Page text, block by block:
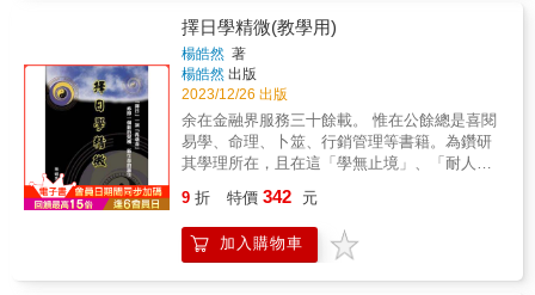
& 四神屬性 ╳ 28星宿人格分析 ╳ 天生幸運方
╳ 天生幸運日 ╳ 年運占卜 & 經由八字測算，
只要找出對應的四神屬性與星宿，便能取得最
適合你的年度重點布局，還能透過易經占卜幫
你精準描繪未來一年的運勢藍圖，讓你事業
運、愛情運、金錢運一手掌握，協助你找到最
能強強結合的風水布局。 & 打造出符合個人運
勢重點的好運風水賓果連線，讓你順應風水輪
流轉，年年越過越精彩！ & ►獨家隨書風水好
★全方位守護‧四神牌卡 玄武、青龍、白虎、朱
雀，四神無敵守護。 可施作簡易風水布局、簡
易占卜，隨身帶著走，好運隨時享有！ & ★四
法』為輔。有巒頭無理氣不:有理氣無巒頭不
驗。『巒 頭、理氣』一為有形，一為無形。
『巒頭』指山形之走勢『理氣』乃言天理之氣
場。有形就有氣。 山管人丁，水管財。坐有靠
山，前有灣水，兩側扶手。山不宣陡峻，水不
宣急流，乃可稱之為好的地理。 「五術」可調
是一部「診斷學」「它」診斷「人生旅程」的
吉凶。 「學」可調是一部「診斷學」「它」診
斷「人體健康」的盛衰。 「五術」一詞・究竟
是「迷信」或者是「科學」？ 「醫學」一詞・
究竟是「科學」或者是「迷信」？ 其時，兩者
皆是經由人類不斷的「付出代價」不斷的「經
門 則吉。開門移床依其尺寸吉」也。陽宅先看
大門、次看主房門、三則灶也。東四命宜居东
四宅 西四命官居西四宅。命屋相合，財丁#。
如屋難遷移，一室之內尚有二十四方位，按其
方位改 、移床，即可趨吉避区。故分房安床、
門户爐灶、位移改、子嗣折損、婚姻成敗、疾
病挽救、災禍 預防、讼獄避免：等實為居家住
所辦公的重要課題。 唐朝大堪與家楊筠松(楊公
救貧) 『震巽坎離是一家，西四宅爻犯他，若還
坤良兌四宅同，东西卦交不可違，誤將他卦一
屋，人口傷亡禍必。 而如是：乃以人命配八
卦、吉凶梅吝、趨吉避凶也。 「五術」可謂是
擇日學精微(教學用)
楊皓然 著
楊皓然 出版
2023/12/26 出版
余在金融界服務三十餘載。 惟在公餘總是喜閱
易學、命理、卜筮、行銷管理等書籍。為鑽研
其學理所在，且在這「學無止境」、「耐人省
主要動機。繼而師承吳明修、熊琬教授等學者
社會賢達人士，並參與無數學術講座一窺天、
人、地之奧妙與應用。 「擇日」一詞乃「再造
9 折 特價 342 元
加入購物車